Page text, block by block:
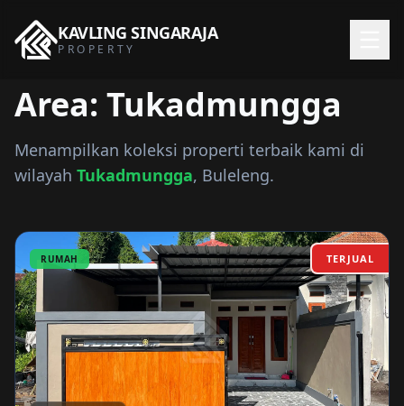
KAVLING SINGARAJA
PROPERTY
Area: Tukadmungga
Menampilkan koleksi properti terbaik kami di
wilayah Tukadmungga, Buleleng.
RUMAH TERJUAL